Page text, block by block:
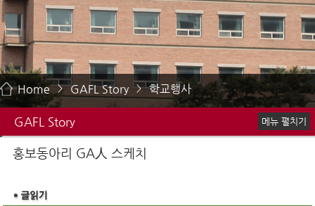
Home > GAFL Story > 학교행사
GAFL Story
GAFL Life
메뉴 펼치기
홍보동아리 GA人 스케치